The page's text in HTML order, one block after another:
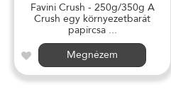
Favini Crush - 250g/350g A
Crush egy környezetbarát
papírcsa ...
Megnézem